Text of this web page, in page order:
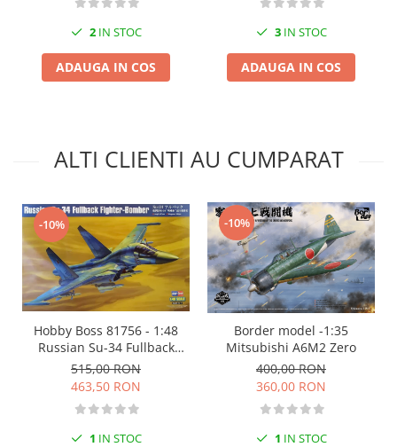
Seturi Vopsele
Speedpaint Markers
Accesorii pictura
2IN STOC
ADAUGA IN COS
3IN STOC
ADAUGA IN COS
ALTI CLIENTI AU CUMPARAT
-10%
Hobby Boss 81756 - 1:48
Russian Su-34 Fullback
Fighter-Bomber
515,00 RON
463,50 RON
1 IN STOC
-10%
Border model -1:35
Mitsubishi A6M2 Zero
400,00 RON
360,00 RON
1 IN STOC